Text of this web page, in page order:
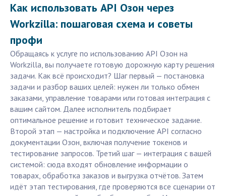
Как использовать API Озон через
Workzilla: пошаговая схема и советы
профи
Обращаясь к услуге по использованию API Озон на
Workzilla, вы получаете готовую дорожную карту решения
задачи. Как всё происходит? Шаг первый — постановка
задачи и разбор ваших целей: нужен ли только обмен
заказами, управление товарами или готовая интеграция с
вашим сайтом. Далее исполнитель подбирает
оптимальное решение и готовит техническое задание.
Второй этап — настройка и подключение API согласно
документации Озон, включая получение токенов и
тестирование запросов. Третий шаг — интеграция с вашей
системой: сюда входят обновление информации о
товарах, обработка заказов и выгрузка отчётов. Затем
идёт этап тестирования, где проверяются все сценарии от